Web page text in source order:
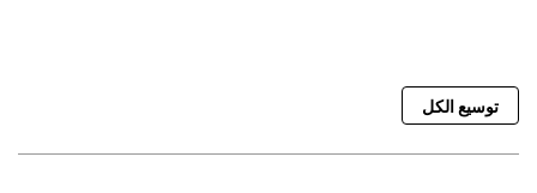
توسيع الكل